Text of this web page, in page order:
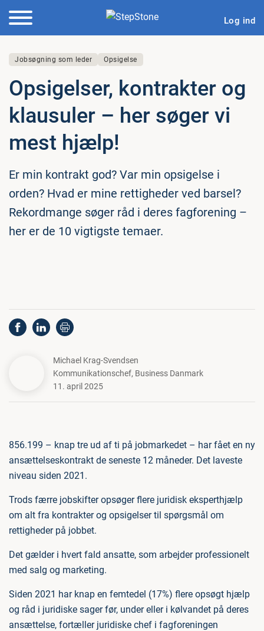
Log ind
Jobsøgning som leder Opsigelse
Op­si­gel­ser, kon­trak­ter og
klausuler – her søger vi
mest hjælp!
Er min kontrakt god? Var min opsigelse i
orden? Hvad er mine rettigheder ved barsel?
Rekordmange søger råd i deres fagforening –
her er de 10 vigtigste temaer.
Michael Krag-Svendsen
Kommunikationschef, Business Danmark
11. april 2025
856.199 – knap tre ud af ti på jobmarkedet – har fået en ny
ansættelseskontrakt de seneste 12 måneder. Det laveste
niveau siden 2021.
Trods færre jobskifter opsøger flere juridisk eksperthjælp
om alt fra kontrakter og opsigelser til spørgsmål om
rettigheder på jobbet.
Det gælder i hvert fald ansatte, som arbejder professionelt
med salg og marketing.
Siden 2021 har knap en femtedel (17%) flere opsøgt hjælp
og råd i juridiske sager før, under eller i kølvandet på deres
ansættelse, fortæller juridiske chef i fagforeningen